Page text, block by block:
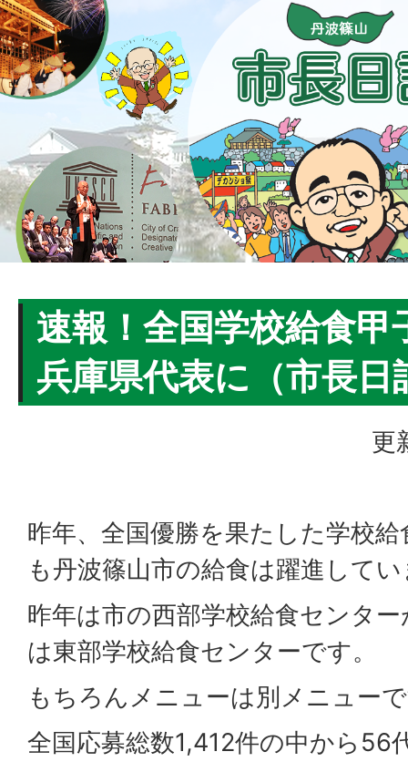
速報！全国学校給食
兵庫県代表に（市長
更
昨年、全国優勝を果たした学校
も丹波篠山市の給食は躍進して
昨年は市の西部学校給食センタ
は東部学校給食センターです。
もちろんメニューは別メニュー
全国応募総数1,412件の中から56